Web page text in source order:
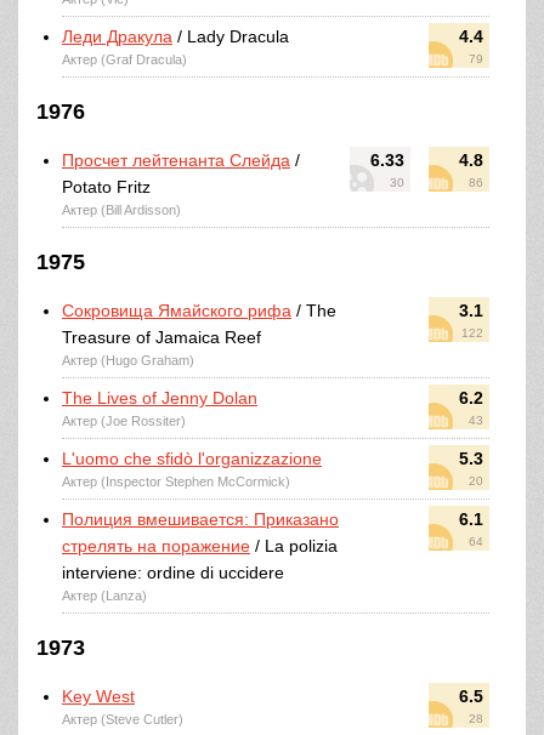
4.4
79
Леди Дракула / Lady Dracula
Актер (Graf Dracula)
1976
6.33
30
4.8
86
Просчет лейтенанта Слейда /
Potato Fritz
Актер (Bill Ardisson)
1975
3.1
122
Сокровища Ямайского рифа / The
Treasure of Jamaica Reef
Актер (Hugo Graham)
6.2
43
The Lives of Jenny Dolan
Актер (Joe Rossiter)
5.3
20
L'uomo che sfidò l'organizzazione
Актер (Inspector Stephen McCormick)
6.1
64
Полиция вмешивается: Приказано
стрелять на поражение / La polizia
interviene: ordine di uccidere
Актер (Lanza)
1973
6.5
28
Key West
Актер (Steve Cutler)